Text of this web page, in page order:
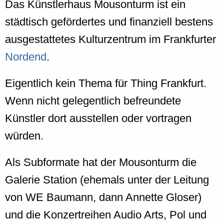
Das Künstlerhaus Mousonturm ist ein
städtisch gefördertes und finanziell bestens
ausgestattetes Kulturzentrum im Frankfurter
Nordend.
Eigentlich kein Thema für Thing Frankfurt.
Wenn nicht gelegentlich befreundete
Künstler dort ausstellen oder vortragen
würden.
Als Subformate hat der Mousonturm die
Galerie Station (ehemals unter der Leitung
von WE Baumann, dann Annette Gloser)
und die Konzertreihen Audio Arts, Pol und